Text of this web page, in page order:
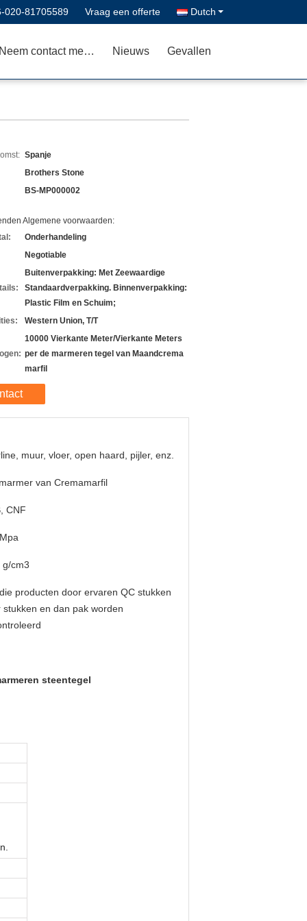
020-81705589 Vraag een offerte Dutch
Neem contact met ons op Nieuws Gevallen
Spanje
Brothers Stone
BS-MP000002
Algemene voorwaarden:
Onderhandeling
Negotiable
Buitenverpakking: Met Zeewaardige
Standaardverpakking. Binnenverpakking:
Plastic Film en Schuim;
Western Union, T/T
10000 Vierkante Meter/Vierkante Meters
per de marmeren tegel van Maandcrema
marfil
muur, vloer, open haard, pijler, enz.
van Cremamarfil
CNF
g/cm3
producten door ervaren QC stukken
stukken en dan pak worden
steentegel